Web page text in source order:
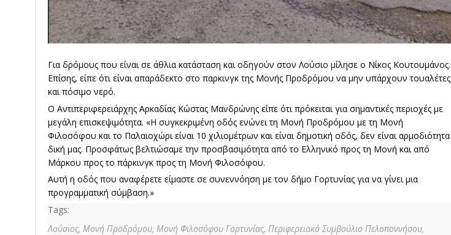
Για δρόμους που είναι σε άθλια κατάσταση και οδηγούν στον Λούσιο μίλησε ο Νίκος Κουτουμάνος.
Επίσης, είπε ότι είναι απαράδεκτο στο παρκινγκ της Μονής Προδρόμου να μην υπάρχουν τουαλέτες
και πόσιμο νερό.
Ο Αντιπεριφερειάρχης Αρκαδίας Κώστας Μανδρώνης είπε ότι πρόκειται για σημαντικές περιοχές με
μεγάλη επισκεψιμότητα. «Η συγκεκριμένη οδός ενώνει τη Μονή Προδρόμου με τη Μονή
Φιλοσόφου και το Παλαιοχώρι είναι 10 χιλιομέτρων και είναι δημοτική οδός, δεν είναι αρμοδιότητα
δική μας. Προσφάτως βελτιώσαμε την προσβασιμότητα από το Ελληνικό προς τη Μονή και από
Μάρκου προς το πάρκινγκ προς τη Μονή Φιλοσόφου.
Αυτή η οδός που αναφέρετε είμαστε σε συνεννόηση με τον δήμο Γορτυνίας για να γίνει μια
προγραμματική σύμβαση.»
Tags:
Λούσιος, Μονή Προδρόμου, Μονή Φιλοσόφου Γορτυνίας, Περιφερειακό Συμβούλιο Πελοποννήσου,